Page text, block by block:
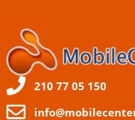
210 77 05 150